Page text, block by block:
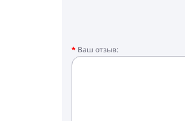
Ваш отзыв: